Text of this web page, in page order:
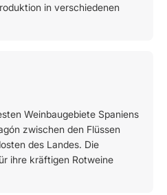
in verschiedenen
Weinbaugebiete Spaniens
zwischen den Flüssen
des Landes. Die
ihre kräftigen Rotweine